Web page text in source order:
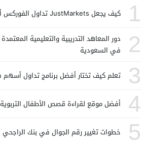
1 كيف يجعل JustMarkets تداول الفوركس أسهل وأكثر أمانًا
2
دور المعاهد التدريبية والتعليمية
في السعودية
3 تعلم كيف تختار أفضل برنامج تداول أسهم في
4 أفضل موقع لقراءة قصص الأطفال التربوية
5 خطوات تغيير رقم الجوال في بنك